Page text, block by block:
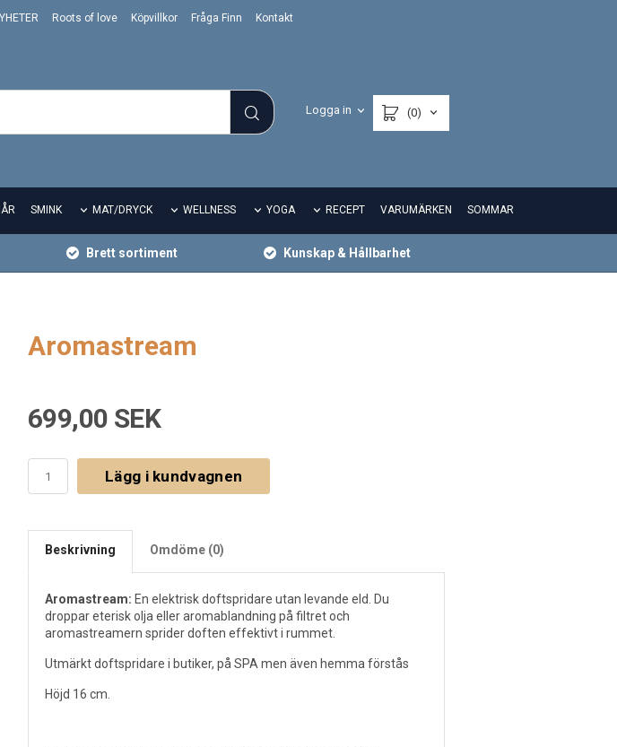
Roots of love Köpvillkor Fråga Finn Kontakt
Logga in (0)
SMINK MAT/DRYCK WELLNESS YOGA RECEPT VARUMÄRKEN SOMMAR
Brett sortiment Kunskap & Hållbarhet
Aromastream
699,00 SEK
Lägg i kundvagnen
Beskrivning Omdöme (0)
Aromastream: En elektrisk doftspridare utan levande eld. Du
droppar eterisk olja eller aromablandning på filtret och
aromastreamern sprider doften effektivt i rummet.
Utmärkt doftspridare i butiker, på SPA men även hemma förstås
Höjd 16 cm.